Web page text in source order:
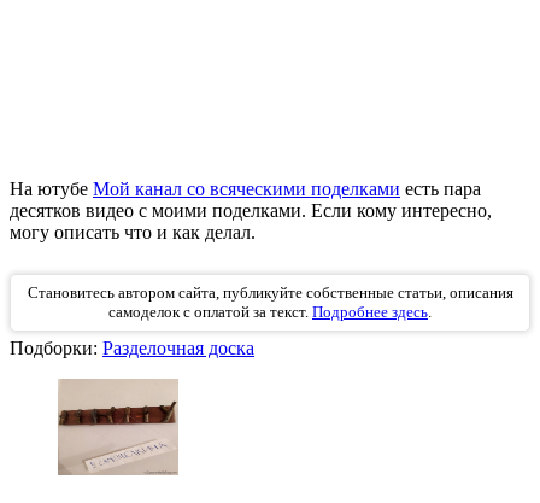
На ютубе Мой канал со всяческими поделками есть пара
десятков видео с моими поделками. Если кому интересно,
могу описать что и как делал.
Становитесь автором сайта, публикуйте собственные статьи, описания
самоделок с оплатой за текст. Подробнее здесь.
Подборки: Разделочная доска